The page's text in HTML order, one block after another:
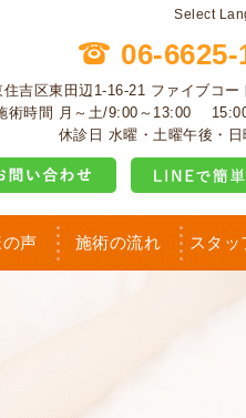
Select
06-6625-
吉区東田辺1-16-21 ファイブコー
術時間 月～土/9:00～13:00
休診日 水曜・土曜午後・日
声 施術の流れ スタッ